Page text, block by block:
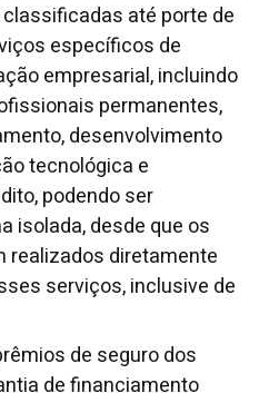
até porte de
específicos de
empresarial, incluindo
permanentes,
desenvolvimento
tecnológica e
podendo ser
isolada, desde que os
realizados diretamente
serviços, inclusive de
de seguro dos
de financiamento